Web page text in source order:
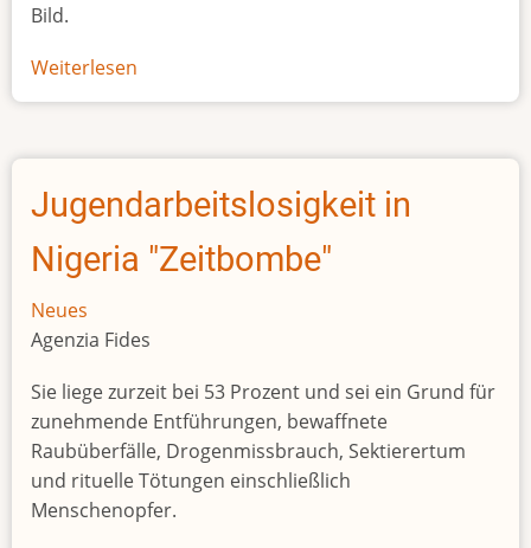
Bild.
Weiterlesen
Afrikas
Größe
Jugendarbeitslosigkeit in
Nigeria "Zeitbombe"
Neues
Agenzia Fides
Sie liege zurzeit bei 53 Prozent und sei ein Grund für
zunehmende Entführungen, bewaffnete
Raubüberfälle, Drogenmissbrauch, Sektierertum
und rituelle Tötungen einschließlich
Menschenopfer.